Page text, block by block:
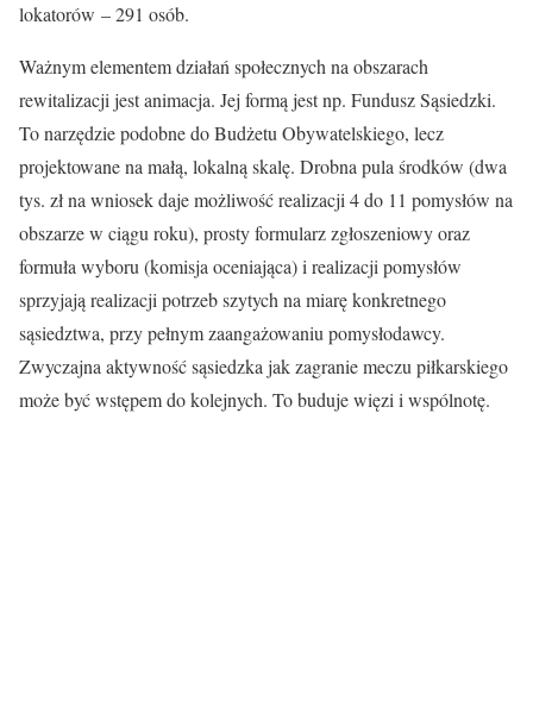
lokatorów – 291 osób.
Ważnym elementem działań społecznych na obszarach
rewitalizacji jest animacja. Jej formą jest np. Fundusz Sąsiedzki.
To narzędzie podobne do Budżetu Obywatelskiego, lecz
projektowane na małą, lokalną skalę. Drobna pula środków (dwa
tys. zł na wniosek daje możliwość realizacji 4 do 11 pomysłów na
obszarze w ciągu roku), prosty formularz zgłoszeniowy oraz
formuła wyboru (komisja oceniająca) i realizacji pomysłów
sprzyjają realizacji potrzeb szytych na miarę konkretnego
sąsiedztwa, przy pełnym zaangażowaniu pomysłodawcy.
Zwyczajna aktywność sąsiedzka jak zagranie meczu piłkarskiego
może być wstępem do kolejnych. To buduje więzi i wspólnotę.